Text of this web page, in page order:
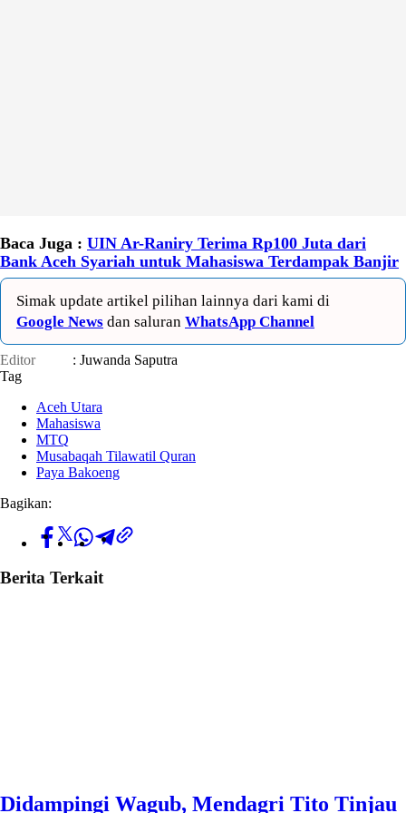
Baca Juga : UIN Ar-Raniry Terima Rp100 Juta dari
Bank Aceh Syariah untuk Mahasiswa Terdampak Banjir
Simak update artikel pilihan lainnya dari kami di
Google News dan saluran WhatsApp Channel
Editor
: Juwanda Saputra
Tag
Aceh Utara
Mahasiswa
MTQ
Musabaqah Tilawatil Quran
Paya Bakoeng
Bagikan:
Berita Terkait
Didampingi Wagub, Mendagri Tito Tinjau